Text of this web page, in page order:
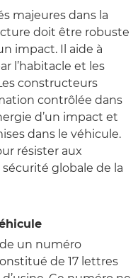
majeures dans la
doit être robuste
impact. Il aide à
l’habitacle et les
constructeurs
contrôlée dans
d’un impact et
dans le véhicule.
résister aux
globale de la
un numéro
de 17 lettres